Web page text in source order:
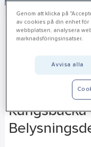
Kungsbacka
Genom att klicka på
av cookies på din enhet för
webbplatsen, analysera
marknadsföringsinsatser.
Avvisa alla